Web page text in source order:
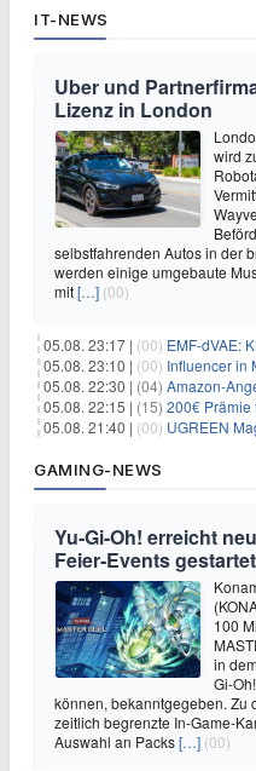
IT-NEWS
Uber und
Lizenz in London
wird
selbstfahrenden Autos in der
werden einige umgebaute
mit[…] (00)
05.08. 23:17 | (00) EMF-dVAE: KI
05.08. 23:10 | (00) Influencer in
05.08. 22:30 | (04) Amazon-
05.08. 22:15 | (15) 200€ Prämie für das
05.08. 21:40 | (00) UGREEN MagSafe
GAMING-NEWS
Yu‑Gi‑Oh! erreicht
Feier‑Events gestartet
100
in
Gi-
können, bekanntgegeben. Zu
zeitlich begrenzte In-Game-
Auswahl an Packs[…] (00)